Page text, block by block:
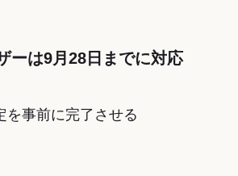
ーは9月28日までに対応
を事前に完了させる